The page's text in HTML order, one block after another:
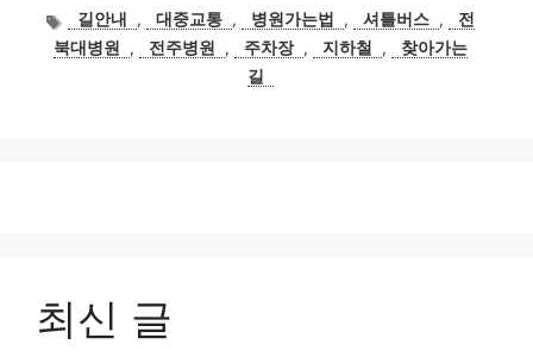
태
그
길안내 , 대중교통 , 병원가는법 , 셔틀버스 ,
전
북대병원
, 전주병원 , 주차장 , 지하철 ,
찾아가는
길
최신 글